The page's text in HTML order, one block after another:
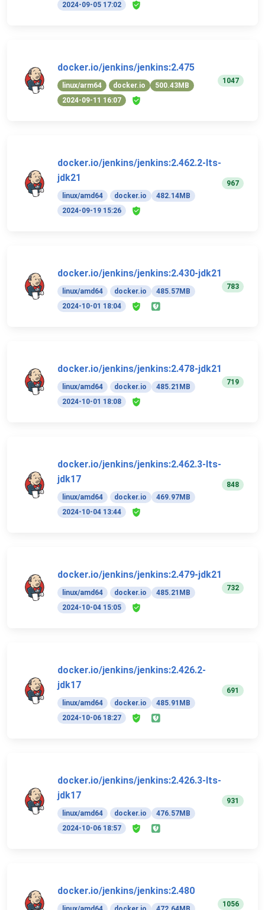
2024-09-05 17:02
docker.io/jenkins/jenkins:2.475
linux/arm64 docker.io
500.43MB
2024-09-11 16:07
1047
docker.io/jenkins/jenkins:2.462.2-lts-
jdk21
linux/amd64 docker.io
482.14MB
2024-09-19 15:26
967
docker.io/jenkins/jenkins:2.430-jdk21
linux/amd64 docker.io
485.57MB
2024-10-01 18:04
783
docker.io/jenkins/jenkins:2.478-jdk21
linux/amd64 docker.io
485.21MB
2024-10-01 18:08
719
docker.io/jenkins/jenkins:2.462.3-lts-
jdk17
linux/amd64 docker.io
469.97MB
2024-10-04 13:44
848
docker.io/jenkins/jenkins:2.479-jdk21
linux/amd64 docker.io
485.21MB
2024-10-04 15:05
732
docker.io/jenkins/jenkins:2.426.2-
jdk17
linux/amd64 docker.io
485.91MB
2024-10-06 18:27
691
docker.io/jenkins/jenkins:2.426.3-lts-
jdk17
linux/amd64 docker.io
476.57MB
2024-10-06 18:57
931
docker.io/jenkins/jenkins:2.480
1056